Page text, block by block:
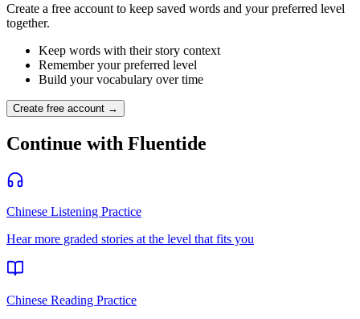
Create a free account to keep saved words and your preferred level
together.
Keep words with their story context
Remember your preferred level
Build your vocabulary over time
Create free account →
Continue with Fluentide
Chinese Listening Practice
Hear more graded stories at the level that fits you
Chinese Reading Practice